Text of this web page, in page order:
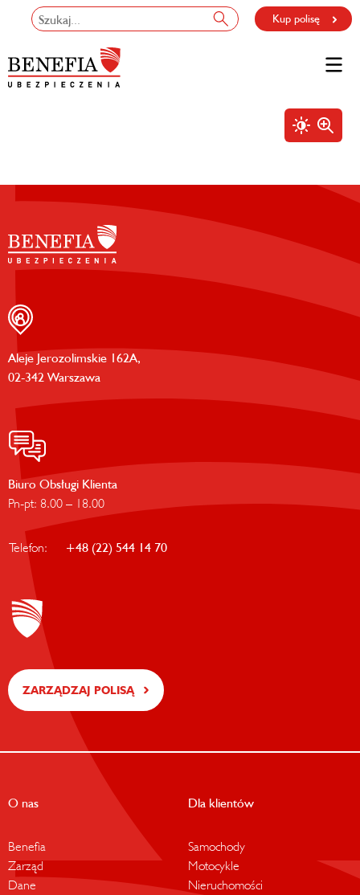
Kup polisę
Aleje Jerozolimskie 162A,
02-342 Warszawa
Biuro Obsługi Klienta
Pn-pt: 8.00 – 18.00
Telefon: +48 (22) 544 14 70
ZARZĄDZAJ POLISĄ
O nas
Benefia
Zarząd
Dane
Dla klientów
Samochody
Motocykle
Nieruchomości